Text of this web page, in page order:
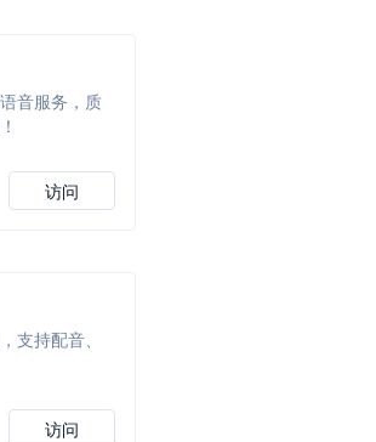
音服务，质
访问
支持配音、
访问